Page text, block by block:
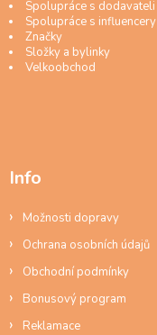
Spolupráce s dodavateli
Spolupráce s influencery
Značky
Složky a bylinky
Velkoobchod
Info
Možnosti dopravy
Ochrana osobních údajů
Obchodní podmínky
Bonusový program
Reklamace